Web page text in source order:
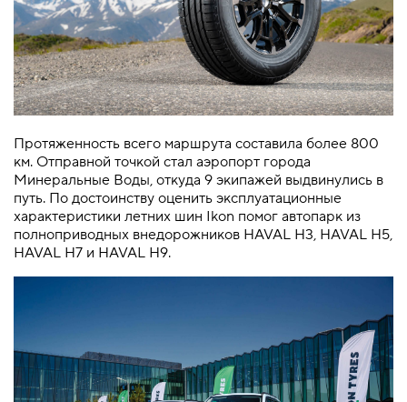
Протяженность всего маршрута составила более 800
км. Отправной точкой стал аэропорт города
Минеральные Воды, откуда 9 экипажей выдвинулись в
путь. По достоинству оценить эксплуатационные
характеристики летних шин Ikon помог автопарк из
полноприводных внедорожников HAVAL H3, HAVAL H5,
HAVAL H7 и HAVAL H9.